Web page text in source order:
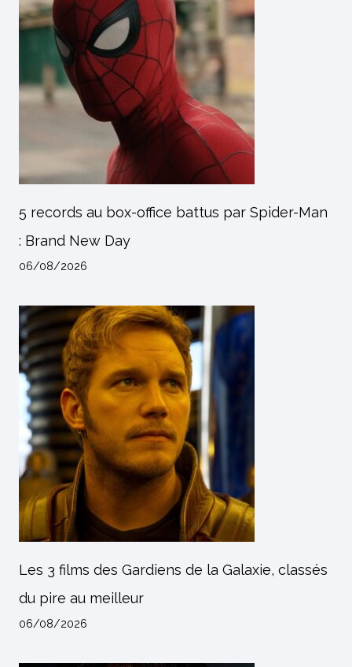
5 records au box-office battus par Spider-Man
: Brand New Day
06/08/2026
Les 3 films des Gardiens de la Galaxie, classés
du pire au meilleur
06/08/2026